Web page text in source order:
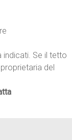
Se il tetto
del